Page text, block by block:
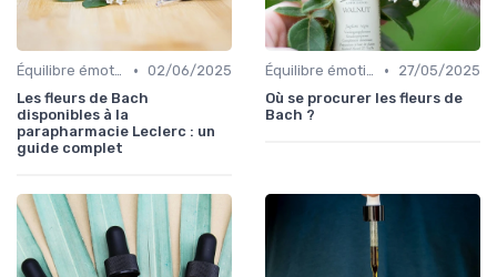
Équilibre émotionnel • 02/06/2025
Les fleurs de Bach
disponibles à la
parapharmacie Leclerc : un
guide complet
Équilibre émotionnel •
27/05/2025
Où se procurer les fleurs de
Bach ?